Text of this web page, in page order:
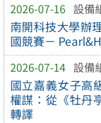
2026-07-16 設備
南開科技大學辦
國競賽－
2026-07-14 設備
國立嘉義女子高
權謀：從《牡丹
轉譯